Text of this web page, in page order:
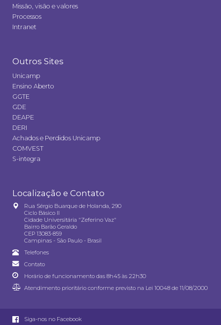
Missão, visão e valores
Processos
Intranet
Outros Sites
Unicamp
Ensino Aberto
GGTE
GDE
DEAPE
DERI
Achados e Perdidos Unicamp
COMVEST
S-integra
Localização e Contato
Rua Sérgio Buarque de Holanda, 290
Ciclo Básico II
Cidade Universitária "Zeferino Vaz"
Bairro Barão Geraldo
CEP 13083-859
Campinas - São Paulo - Brasil
Telefones
Contato
Horário de funcionamento das 8h45 às 22h30
Atendimento prioritário conforme previsto na Lei 10048 de 11/08/2000
Siga-nos no Facebook